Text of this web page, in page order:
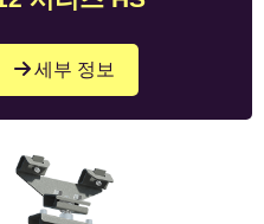
세부 정보